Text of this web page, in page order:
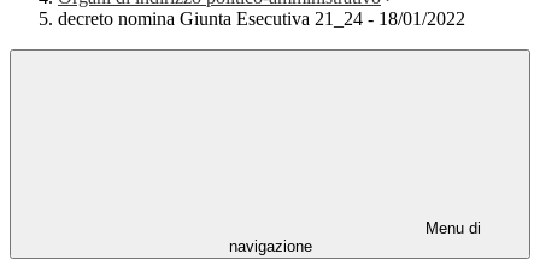
decreto nomina Giunta Esecutiva 21_24 - 18/01/2022
Menu di
navigazione